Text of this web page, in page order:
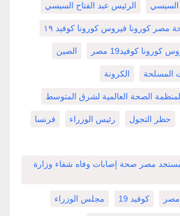
السيسي الرئيس عبد الفتاح السيسي
مصر كورونا فيروس كورونا كوفيد ١٩
كوفيد19 مصر الصين
المسلحة الكرونة
الصحة العالمية لشرق المتوسط
حظر التجول رئيس الوزراء فرنسا
مصر صحة إصابات وفاه شفاء وزارة
مصر كوفيد 19 مجلس الوزراء